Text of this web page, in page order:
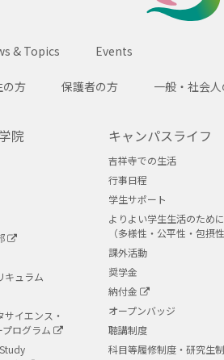
& Topics Events
の方 保護者の方 一般・社会
院
キュラム
イエンス・
ログラム
キャンパスライフ
吉祥寺での生活
行事日程
学生サポート
よりよい学生生活のために
（多様性・公平性・包摂性
課外活動
奨学金
納付金
オープンバッジ
聴講制度
科目等履修制度・研究生